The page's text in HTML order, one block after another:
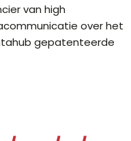
van high
over het
gepatenteerde